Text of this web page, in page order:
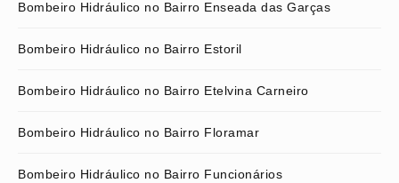
Bombeiro Hidráulico no Bairro Enseada das Garças
Bombeiro Hidráulico no Bairro Estoril
Bombeiro Hidráulico no Bairro Etelvina Carneiro
Bombeiro Hidráulico no Bairro Floramar
Bombeiro Hidráulico no Bairro Funcionários